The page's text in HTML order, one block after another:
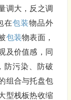
调大，反之调
在包装物品外
包装物表面，
及价值感，同
防污染、防破
组合与托盘包
型栈板热收缩